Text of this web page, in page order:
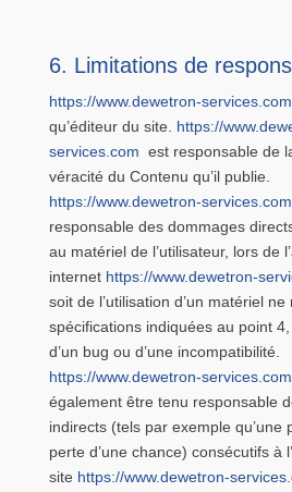
6. Limitations de
https://www.dewetron-services.com
qu’éditeur du site. https://
services.com est responsable de
véracité du Contenu qu’il publie.
https://www.dewetron-services.com
responsable des dommages
au matériel de l’utilisateur, lors de
internet https://www.dewetron-
soit de l’utilisation d’un matériel
spécifications indiquées au point 4,
d’un bug ou d’une incompatibilité.
https://www.dewetron-services.com
également être tenu responsable
indirects (tels par exemple qu’une
perte d’une chance) consécutifs à
site https://www.dewetron-